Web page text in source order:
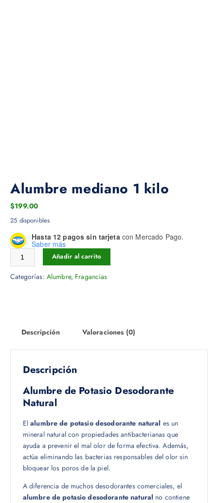
Alumbre mediano 1 kilo
$199.00
25 disponibles
Hasta 12 pagos sin tarjeta con Mercado Pago.
Saber más
Alumbre mediano 1 kilo cantidad
Añadir al carrito
Categorías: Alumbre, Fragancias
Descripción Valoraciones (0)
Descripción
Alumbre de Potasio Desodorante
Natural
Elalumbre de potasio desodorante natural es un
mineral natural con propiedades antibacterianas que
ayuda a prevenir el mal olor de forma efectiva. Además,
actúa eliminando las bacterias responsables del olor sin
bloquear los poros de la piel.
A diferencia de muchos desodorantes comerciales, el
alumbre de potasio desodorante natural no contiene